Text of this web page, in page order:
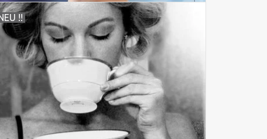
!!